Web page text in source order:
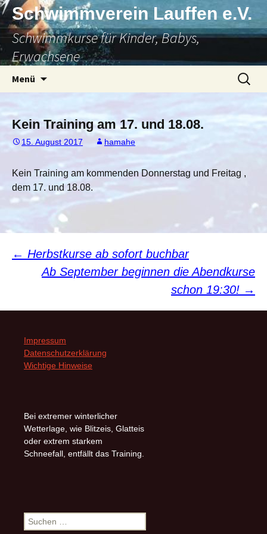
Zum
Inhalt
springen
Schwimmverein Lauffen e.V.
Schwimmkurse für Kinder, Babys,
Erwachsene
Menü
Suchen
nach:
Kein Training am 17. und 18.08.
15. August 2017 hamahe
Kein Training am kommenden Donnerstag und Freitag ,
dem 17. und 18.08.
Beitragsnavigation
← Herbstkurse ab sofort buchbar
Ab September beginnen die Abendkurse
schon 19:30! →
Impressum
Datenschutzerklärung
Wichtige Hinweise
Bei extremer winterlicher
Wetterlage, wie Blitzeis, Glatteis
oder extrem starkem
Schneefall, entfällt das Training.
Suchen
nach: